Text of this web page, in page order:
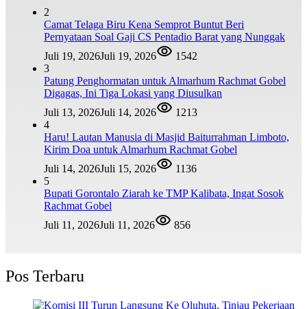
2
Camat Telaga Biru Kena Semprot Buntut Beri
Pernyataan Soal Gaji CS Pentadio Barat yang Nunggak
Juli 19, 2026Juli 19, 2026
1542
3
Patung Penghormatan untuk Almarhum Rachmat Gobel
Digagas, Ini Tiga Lokasi yang Diusulkan
Juli 13, 2026Juli 14, 2026
1213
4
Haru! Lautan Manusia di Masjid Baiturrahman Limboto,
Kirim Doa untuk Almarhum Rachmat Gobel
Juli 14, 2026Juli 15, 2026
1136
5
Bupati Gorontalo Ziarah ke TMP Kalibata, Ingat Sosok
Rachmat Gobel
Juli 11, 2026Juli 11, 2026 856
Pos Terbaru